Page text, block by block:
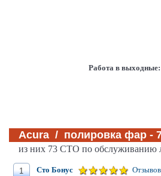
Работа в выходные:
Acura / полировка фар -
из них 73 СТО по обслуживанию
1 Сто Бонус